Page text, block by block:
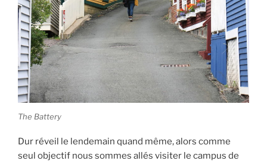
The Battery
Dur réveil le lendemain quand même, alors comme
seul objectif nous sommes allés visiter le campus de